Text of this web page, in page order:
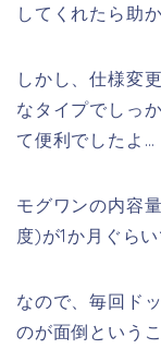
してくれたら助
しかし、仕様変
なタイプでしっ
て便利でしたよ…
モグワンの内容
度)が1か月ぐら
なので、毎回ド
のが面倒という